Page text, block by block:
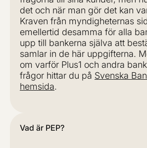
det och när man gör det kan
Kraven från myndigheternas
emellertid desamma för alla
upp till bankerna själva att
samlar in de här uppgifterna.
om varför Plus1 och andra
frågor hittar du på Svenska
hemsida.
Vad är PEP?